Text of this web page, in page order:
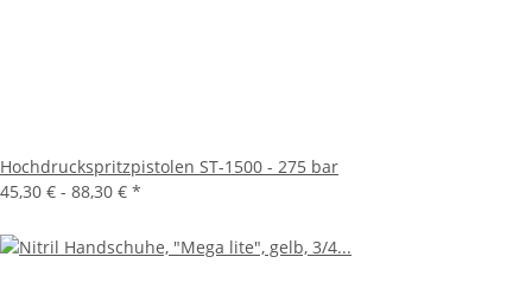
Hochdruckspritzpistolen ST-1500 - 275 bar
45,30 € - 88,30 € *